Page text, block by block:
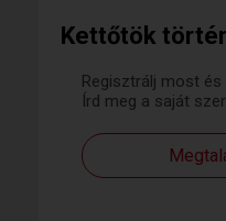
Kettőtök
Regisztrálj most és
Írd meg a saját